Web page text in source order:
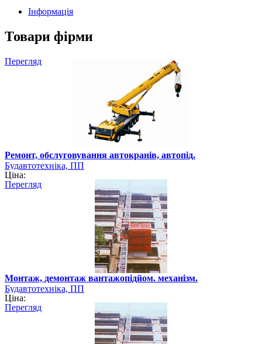
Інформація
Товари фірми
Перегляд
Ремонт, обслуговування автокранів, автопід.
Будавтотехніка, ПП
Ціна:
Перегляд
Монтаж, демонтаж вантажопідйом. механізм.
Будавтотехніка, ПП
Ціна:
Перегляд